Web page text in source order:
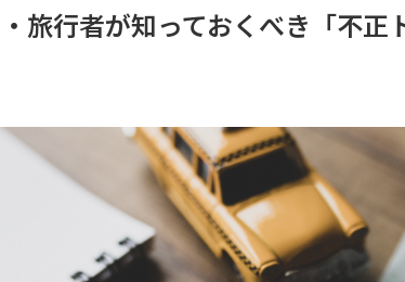
旅行者が知っておくべき「不正